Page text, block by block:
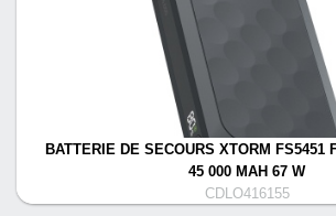
BATTERIE DE SECOURS XTORM FS5451
45 000 MAH 67 W
CDLO416155